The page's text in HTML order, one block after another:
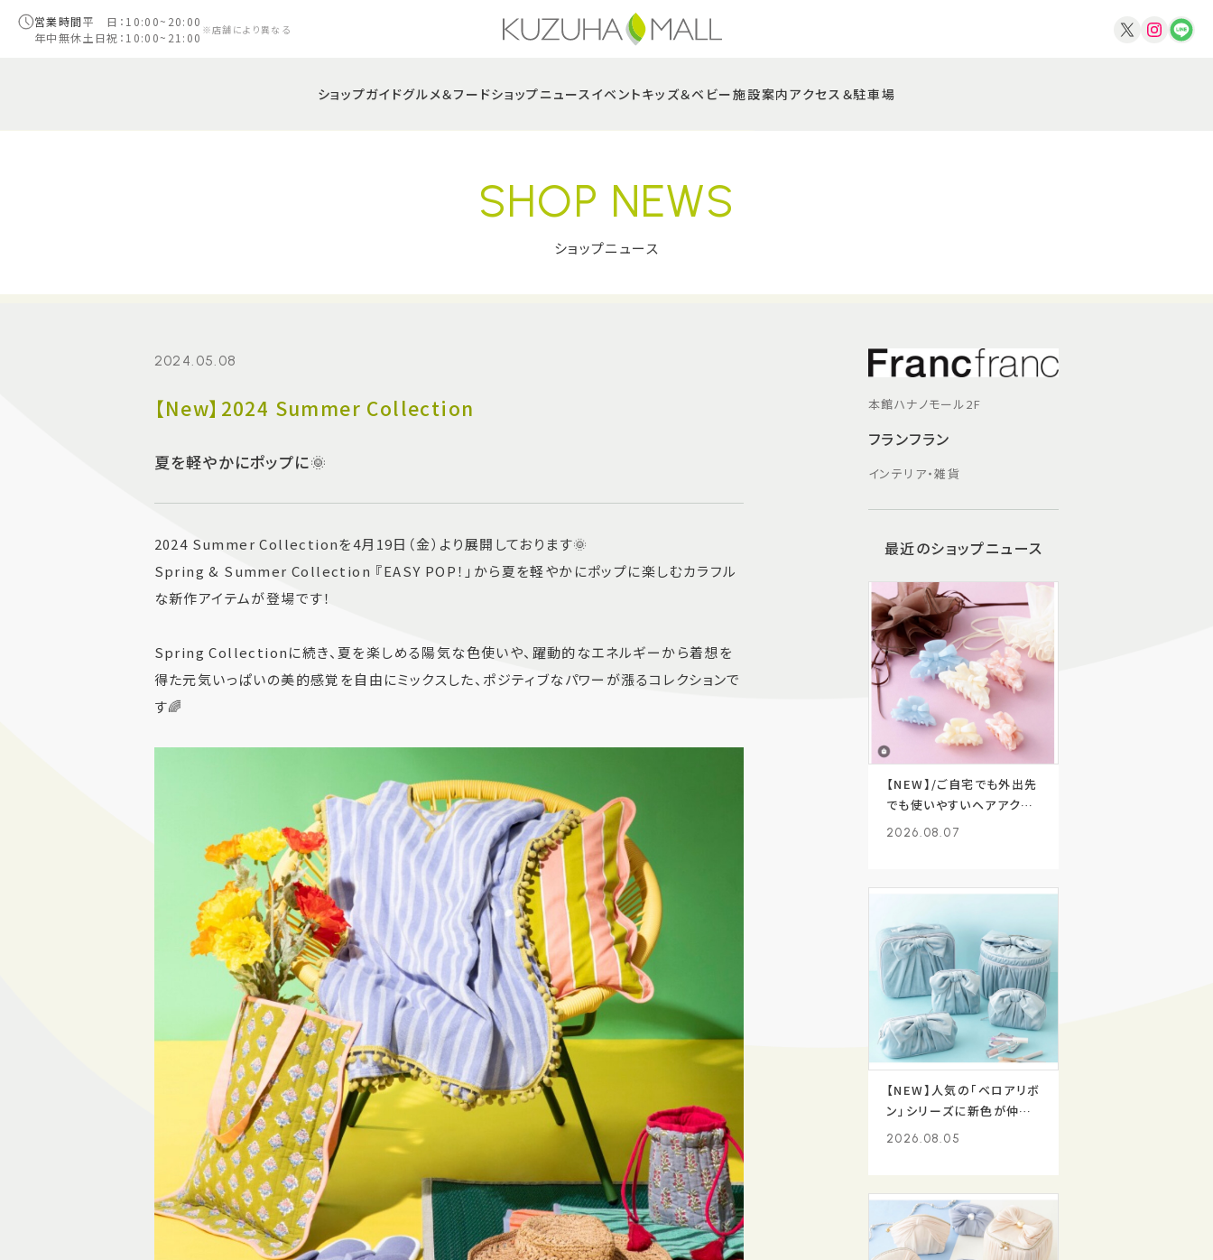
営業時間平 日：10:00~20:00
年中無休土日祝：10:00~21:00 ※店舗により異なる
ショップガイドグルメ＆フードショップニュース イベントキッズ＆ベビー施設案内アクセス＆駐車場
SHOP NEWS
ショップニュース
本館ハナノモール2F
フランフラン
インテリア・雑貨
2024.05.08
【New】2024 Summer Collection
夏を軽やかにポップに🌞
2024 Summer Collectionを4月19日（金）より展開しております🌞
Spring & Summer Collection 『EASY POP！」から夏を軽やかにポップに楽しむカラフル
な新作アイテムが登場です！
Spring Collectionに続き、夏を楽しめる陽気な色使いや、躍動的なエネルギーから着想を
得た元気いっぱいの美的感覚を自由にミックスした、ポジティブなパワーが漲るコレクションで
す🌈
最近のショップニュース
【NEW】/ご自宅でも外出先
でも使いやすいヘアアクセ
サリーが新登場✨
2026.08.07
【NEW】人気の「ベロアリボ
ン」シリーズに新色が仲間
入り🩵
2026.08.05